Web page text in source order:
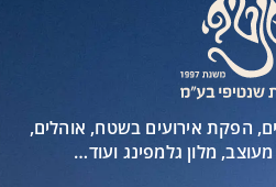
הפקת אירועים בשטח, אוהלים,
מעוצב, מלון גלמפינג ועוד…